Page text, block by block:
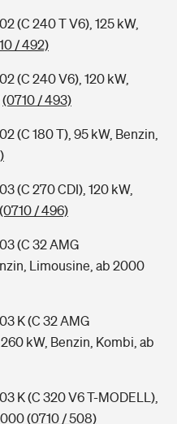
(C 240 T V6), 125 kW,
/ 492)
(C 240 V6), 120 kW,
(0710 / 493)
(C 180 T), 95 kW, Benzin,
(C 270 CDI), 120 kW,
(0710 / 496)
(C 32 AMG
Limousine, ab 2000
K (C 32 AMG
kW, Benzin, Kombi, ab
K (C 320 V6 T-MODELL),
(0710 / 508)